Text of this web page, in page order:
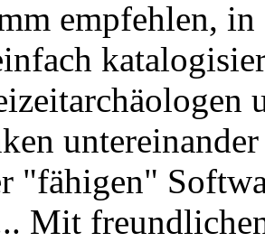
empfehlen,
"fähigen"
Mit